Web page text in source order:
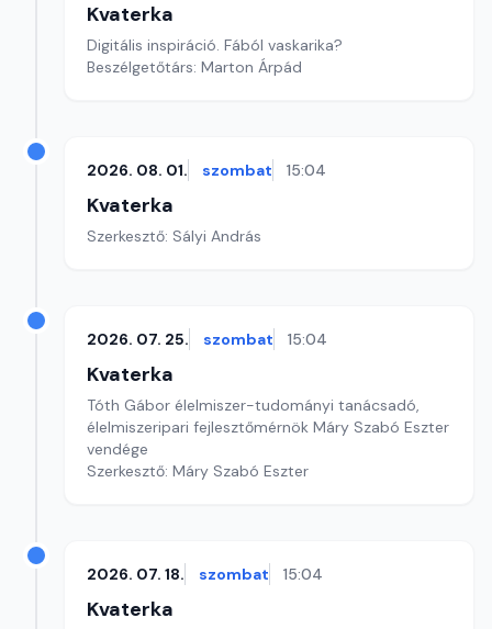
Kvaterka
Digitális inspiráció. Fából vaskarika?
Beszélgetőtárs: Marton Árpád
2026. 08. 01. szombat 15:04
Kvaterka
Szerkesztő: Sályi András
2026. 07. 25. szombat 15:04
Kvaterka
Tóth Gábor élelmiszer-tudományi tanácsadó,
élelmiszeripari fejlesztőmérnök Máry Szabó Eszter
vendége
Szerkesztő: Máry Szabó Eszter
2026. 07. 18. szombat 15:04
Kvaterka